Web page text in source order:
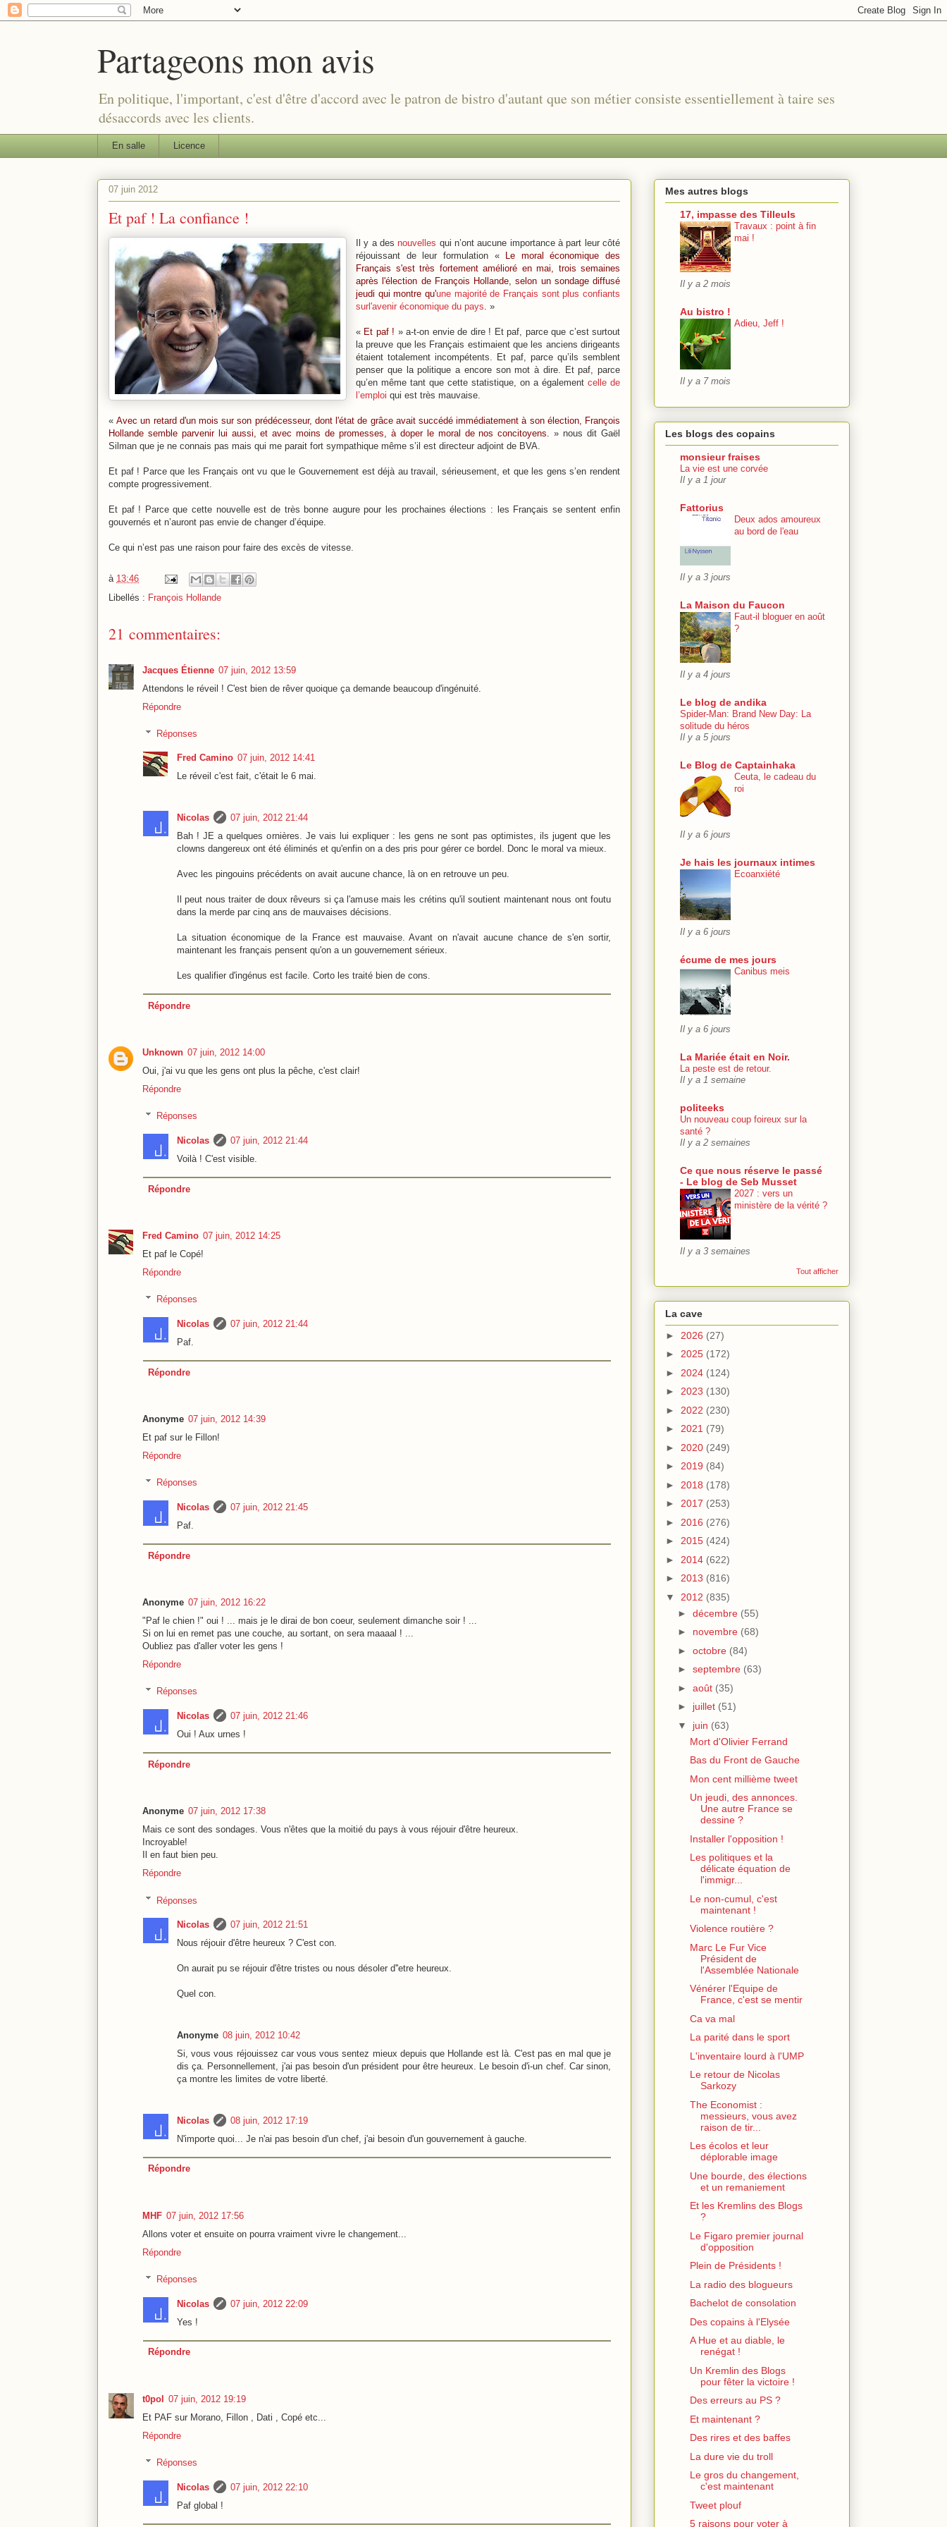
Partageons mon avis
En politique, l'important, c'est d'être d'accord avec le patron de bistro d'autant que son métier consiste essentiellement à taire ses
désaccords avec les clients.
En salle Licence
07 juin 2012
Et paf ! La confiance !
Il y a desnouvelles qui n’ont aucune importance à part leur côté
réjouissant de leur formulation « Le moral économique des
Français s'est très fortement amélioré en mai, trois semaines
après l'élection de François Hollande, selon un sondage diffusé
jeudi qui montre qu'une majorité de Français sont plus confiants
surl'avenir économique du pays »
« Et paf ! » a-t-on envie de dire ! Et paf, parce que c’est surtout
la preuve que les Français estimaient que les anciens dirigeants
étaient totalement incompétents. Et paf, parce qu’ils semblent
penser que la politique a encore son mot à dire. Et paf, parce
qu’en même tant que cette statistique, on a également celle de
l’emploi qui est très mauvaise.
« Avec un retard d'un mois sur son prédécesseur, dont l'état de grâce avait succédé immédiatement à son élection, François
Hollande semble parvenir lui aussi, et avec moins de promesses, à doper le moral de nos concitoyens.
» nous dit Gaël
Silman que je ne connais pas mais qui me parait fort sympathique même s’il est directeur adjoint de BVA.
Et paf ! Parce que les Français ont vu que le Gouvernement est déjà au travail, sérieusement, et que les gens s’en rendent
compte progressivement.
Et paf ! Parce que cette nouvelle est de très bonne augure pour les prochaines élections : les Français se sentent enfin
gouvernés et n’auront pas envie de changer d’équipe.
Ce qui n’est pas une raison pour faire des excès de vitesse.
à 13:46
Libellés : François Hollande
21 commentaires:
Jacques Étienne 07 juin, 2012 13:59
Attendons le réveil ! C'est bien de rêver quoique ça demande beaucoup d'ingénuité.
Répondre
Réponses
Fred Camino 07 juin, 2012 14:41
Le réveil c'est fait, c'était le 6 mai.
Nicolas
07 juin, 2012 21:44
Bah ! JE a quelques ornières. Je vais lui expliquer : les gens ne sont pas optimistes, ils jugent que les
clowns dangereux ont été éliminés et qu'enfin on a des pris pour gérer ce bordel. Donc le moral va mieux.
Avec les pingouins précédents on avait aucune chance, là on en retrouve un peu.
Il peut nous traiter de doux rêveurs si ça l'amuse mais les crétins qu'il soutient maintenant nous ont foutu
dans la merde par cinq ans de mauvaises décisions.
La situation économique de la France est mauvaise. Avant on n'avait aucune chance de s'en sortir,
maintenant les français pensent qu'on a un gouvernement sérieux.
Les qualifier d'ingénus est facile. Corto les traité bien de cons.
Répondre
Unknown 07 juin, 2012 14:00
Oui, j'ai vu que les gens ont plus la pêche, c'est clair!
Répondre
Réponses
Nicolas
07 juin, 2012 21:44
Voilà ! C'est visible.
Répondre
Fred Camino 07 juin, 2012 14:25
Et paf le Copé!
Répondre
Réponses
Nicolas
07 juin, 2012 21:44
Paf.
Répondre
Anonyme 07 juin, 2012 14:39
Et paf sur le Fillon!
Répondre
Réponses
Nicolas
07 juin, 2012 21:45
Paf.
Répondre
Anonyme 07 juin, 2012 16:22
"Paf le chien !" oui ! ... mais je le dirai de bon coeur, seulement dimanche soir ! ...
Si on lui en remet pas une couche, au sortant, on sera maaaal ! ...
Oubliez pas d'aller voter les gens !
Répondre
Réponses
Nicolas
07 juin, 2012 21:46
Oui ! Aux urnes !
Répondre
Anonyme 07 juin, 2012 17:38
Mais ce sont des sondages. Vous n'êtes que la moitié du pays à vous réjouir d'être heureux.
Incroyable!
Il en faut bien peu.
Répondre
Réponses
Nicolas
07 juin, 2012 21:51
Nous réjouir d'être heureux ? C'est con.
On aurait pu se réjouir d'être tristes ou nous désoler d''etre heureux.
Quel con.
Anonyme 08 juin, 2012 10:42
Si, vous vous réjouissez car vous vous sentez mieux depuis que Hollande est là. C'est pas en mal que je
dis ça. Personnellement, j'ai pas besoin d'un président pour être heureux. Le besoin d'i-un chef. Car sinon,
ça montre les limites de votre liberté.
Nicolas
08 juin, 2012 17:19
N'importe quoi... Je n'ai pas besoin d'un chef, j'ai besoin d'un gouvernement à gauche.
Répondre
MHF 07 juin, 2012 17:56
Allons voter et ensuite on pourra vraiment vivre le changement...
Répondre
Réponses
Nicolas
07 juin, 2012 22:09
Yes !
Répondre
t0pol 07 juin, 2012 19:19
Et PAF sur Morano, Fillon , Dati , Copé etc...
Répondre
Réponses
Nicolas
07 juin, 2012 22:10
Paf global !
Mes autres blogs
17, impasse des Tilleuls
Travaux : point à fin
mai !
Il y a 2 mois
Au bistro !
Adieu, Jeff !
Il y a 7 mois
Les blogs des copains
monsieur fraises
La vie est une corvée
Il y a 1 jour
Fattorius
Deux ados amoureux
au bord de l'eau
Il y a 3 jours
La Maison du Faucon
Faut-il bloguer en août
?
Il y a 4 jours
Le blog de andika
Spider-Man: Brand New Day: La
solitude du héros
Il y a 5 jours
Le Blog de Captainhaka
Ceuta, le cadeau du
roi
Il y a 6 jours
Je hais les journaux intimes
Ecoanxiété
Il y a 6 jours
écume de mes jours
Canibus meis
Il y a 6 jours
La Mariée était en Noir.
La peste est de retour.
Il y a 1 semaine
politeeks
Un nouveau coup foireux sur la
santé ?
Il y a 2 semaines
Ce que nous réserve le passé
- Le blog de Seb Musset
2027 : vers un
ministère de la vérité ?
Il y a 3 semaines
Tout afficher
La cave
► 2026 (27)
► 2025 (172)
► 2024 (124)
► 2023 (130)
► 2022 (230)
► 2021 (79)
► 2020 (249)
► 2019 (84)
► 2018 (178)
► 2017 (253)
► 2016 (276)
► 2015 (424)
► 2014 (622)
► 2013 (816)
▼ 2012 (835)
► décembre (55)
► novembre (68)
► octobre (84)
► septembre (63)
► août (35)
► juillet (51)
▼ juin (63)
Mort d'Olivier Ferrand
Bas du Front de Gauche
Mon cent millième tweet
Un jeudi, des annonces.
Une autre France se
dessine ?
Installer l'opposition !
Les politiques et la
délicate équation de
l'immigr...
Le non-cumul, c'est
maintenant !
Violence routière ?
Marc Le Fur Vice
Président de
l'Assemblée Nationale
Vénérer l'Equipe de
France, c'est se mentir
Ca va mal
La parité dans le sport
L'inventaire lourd à l'UMP
Le retour de Nicolas
Sarkozy
The Economist :
messieurs, vous avez
raison de tir...
Les écolos et leur
déplorable image
Une bourde, des élections
et un remaniement
Et les Kremlins des Blogs
?
Le Figaro premier journal
d'opposition
Plein de Présidents !
La radio des blogueurs
Bachelot de consolation
Des copains à l'Elysée
A Hue et au diable, le
renégat !
Un Kremlin des Blogs
pour fêter la victoire !
Des erreurs au PS ?
Et maintenant ?
Des rires et des baffes
La dure vie du troll
Le gros du changement,
c'est maintenant
Tweet plouf
5 raisons pour voter à